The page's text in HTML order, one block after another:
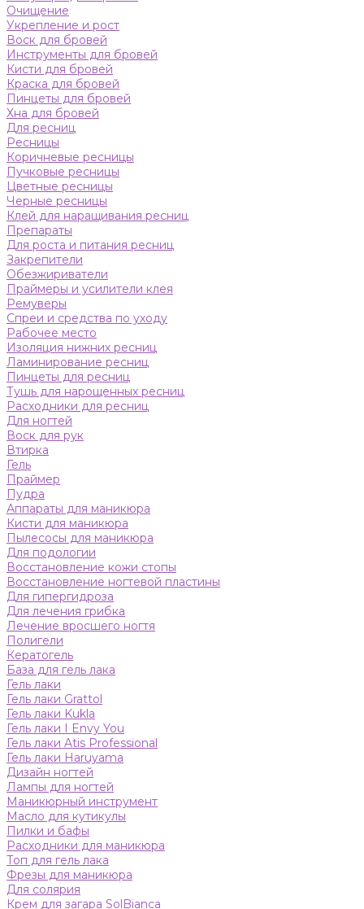
Очищение
Укрепление и рост
Воск для бровей
Инструменты для бровей
Кисти для бровей
Краска для бровей
Пинцеты для бровей
Хна для бровей
Для ресниц
Ресницы
Коричневые ресницы
Пучковые ресницы
Цветные ресницы
Черные ресницы
Клей для наращивания ресниц
Препараты
Для роста и питания ресниц
Закрепители
Обезжириватели
Праймеры и усилители клея
Ремуверы
Спреи и средства по уходу
Рабочее место
Изоляция нижних ресниц
Ламинирование ресниц
Пинцеты для ресниц
Тушь для нарощенных ресниц
Расходники для ресниц
Для ногтей
Воск для рук
Втирка
Гель
Праймер
Пудра
Аппараты для маникюра
Кисти для маникюра
Пылесосы для маникюра
Для подологии
Восстановление кожи стопы
Восстановление ногтевой пластины
Для гипергидроза
Для лечения грибка
Лечение вросшего ногтя
Полигели
Кератогель
База для гель лака
Гель лаки
Гель лаки Grattol
Гель лаки Kukla
Гель лаки I Envy You
Гель лаки Atis Professional
Гель лаки Haruyama
Дизайн ногтей
Лампы для ногтей
Маникюрный инструмент
Масло для кутикулы
Пилки и бафы
Расходники для маникюра
Топ для гель лака
Фрезы для маникюра
Для солярия
Крем для загара SolBianca